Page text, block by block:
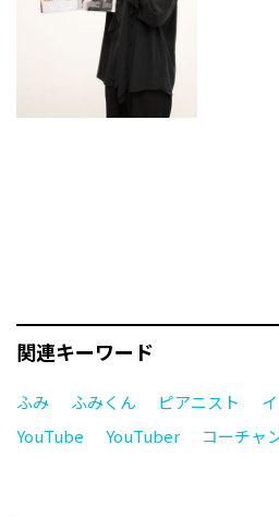
関連キーワード
ふみ ふみくん ピアニスト
YouTube
YouTuber コーチャ